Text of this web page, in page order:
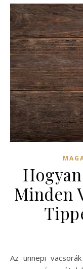
Minden
Az ünnepi vacsorák különleges alkalmak, amelyek során